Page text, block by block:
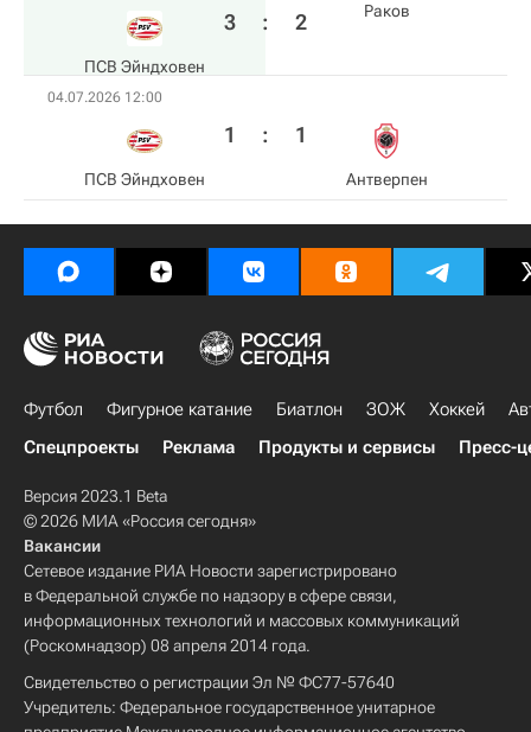
ПСВ Эйндховен
3 : 2 Раков
04.07.2026 12:00
ПСВ Эйндховен
1 : 1
Антверпен
Футбол Фигурное катание Биатлон ЗОЖ Хоккей
Спецпроекты
Реклама Продукты и сервисы Пресс-
Версия 2023.1 Beta
© 2026 МИА «Россия сегодня»
Вакансии
Сетевое издание РИА Новости зарегистрировано
в Федеральной службе по надзору в сфере связи,
информационных технологий и массовых коммуникаций
(Роскомнадзор) 08 апреля 2014 года.
Свидетельство о регистрации Эл № ФС77-57640
Учредитель: Федеральное государственное унитарное